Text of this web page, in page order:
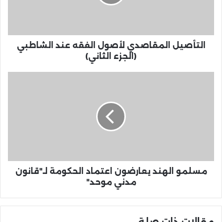
التأصيل المقاصدي لأصول الفقه عند الشاطبي
(الجزء الثاني)
مسلمو الهند يعارضون اعتماد الحكومة لـ"قانون
مدني موحد"